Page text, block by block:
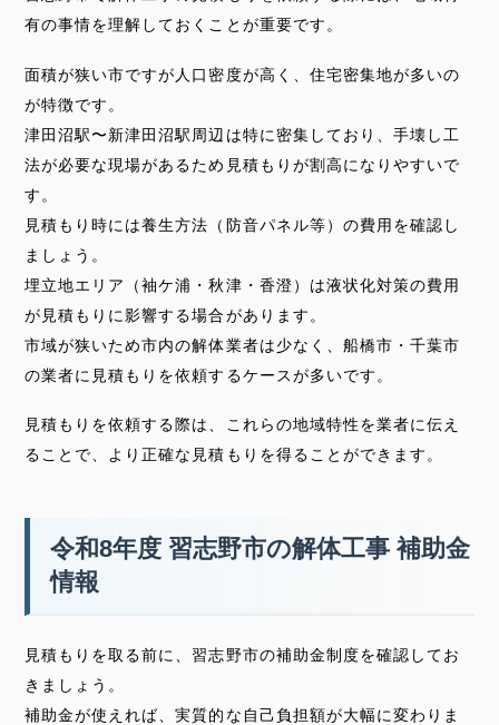
有の事情を理解しておくことが重要です。
面積が狭い市ですが人口密度が高く、住宅密集地が多いの
が特徴です。
津田沼駅〜新津田沼駅周辺は特に密集しており、手壊し工
法が必要な現場があるため見積もりが割高になりやすいで
す。
見積もり時には養生方法（防音パネル等）の費用を確認し
ましょう。
埋立地エリア（袖ケ浦・秋津・香澄）は液状化対策の費用
が見積もりに影響する場合があります。
市域が狭いため市内の解体業者は少なく、船橋市・千葉市
の業者に見積もりを依頼するケースが多いです。
見積もりを依頼する際は、これらの地域特性を業者に伝え
ることで、より正確な見積もりを得ることができます。
令和8年度 習志野市の解体工事 補助金
情報
見積もりを取る前に、習志野市の補助金制度を確認してお
きましょう。
補助金が使えれば、実質的な自己負担額が大幅に変わりま